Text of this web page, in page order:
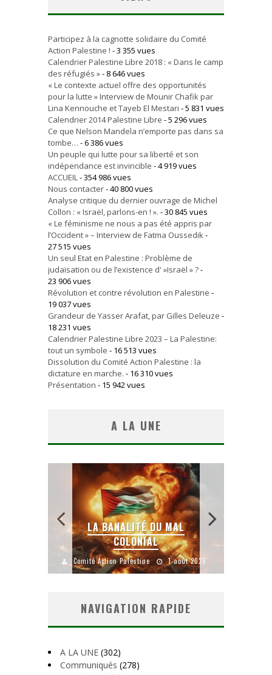
Participez à la cagnotte solidaire du Comité
Action Palestine ! - 3 355 vues
Calendrier Palestine Libre 2018 : « Dans le camp
des réfugiés »- 8 646 vues
« Le contexte actuel offre des opportunités
pour la lutte » Interview de Mounir Chafik par
Lina Kennouche et Tayeb El Mestari - 5 831 vues
Calendrier 2014 Palestine Libre - 5 296 vues
Ce que Nelson Mandela n’emporte pas dans sa
tombe… - 6 386 vues
Un peuple qui lutte pour sa liberté et son
indépendance est invincible - 4 919 vues
ACCUEIL - 354 986 vues
Nous contacter- 40 800 vues
Analyse critique du dernier ouvrage de Michel
Collon : « Israël, parlons-en ! ». - 30 845 vues
« Le féminisme ne nous a pas été appris par
l’Occident » – Interview de Fatma Oussedik -
27 515 vues
Un seul Etat en Palestine : Problème de
judaïsation ou de l’existence d' »Israël » ?-
23 906 vues
Révolution et contre révolution en Palestine -
19 037 vues
Grandeur de Yasser Arafat, par Gilles Deleuze -
18 231 vues
Calendrier Palestine Libre 2023 – La Palestine:
tout un symbole - 16 513 vues
Dissolution du Comité Action Palestine : la
dictature en marche. - 16 310 vues
Présentation - 15 942 vues
A LA UNE
LA BANALITÉ DU MAL
COLONIAL
Comité Action Palestine 1 août 2026
NAVIGATION RAPIDE
A LA UNE (302)
Communiqués (278)